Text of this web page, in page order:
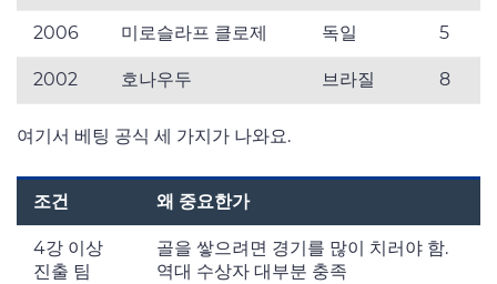
2006 미로슬라프 클로제 독일 5
2002 호나우두 브라질 8
여기서 베팅 공식 세 가지가 나와요.
조건 왜 중요한가
4강 이상
진출 팀
골을 쌓으려면 경기를 많이 치러야 함.
역대 수상자 대부분 충족